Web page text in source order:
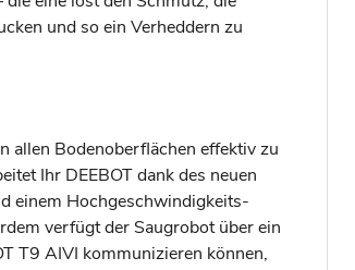
und so ein Verheddern zu
allen Bodenoberflächen effektiv zu
Ihr DEEBOT dank des neuen
einem Hochgeschwindigkeits-
verfügt der Saugrobot über ein
T9 AIVI kommunizieren können,